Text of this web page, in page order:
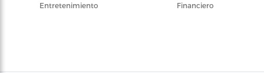
Entretenimiento
Financiero